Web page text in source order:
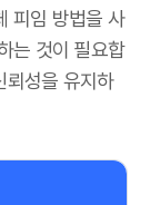
피임 방법을 사
는 것이 필요합
뢰성을 유지하